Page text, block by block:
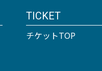
TICKET
チケットTOP